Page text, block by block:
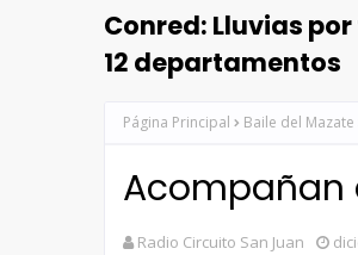
Conred: Lluvias
12 departamentos
Página Principal Baile del Mazate
Acompañan
Radio Circuito San Juan